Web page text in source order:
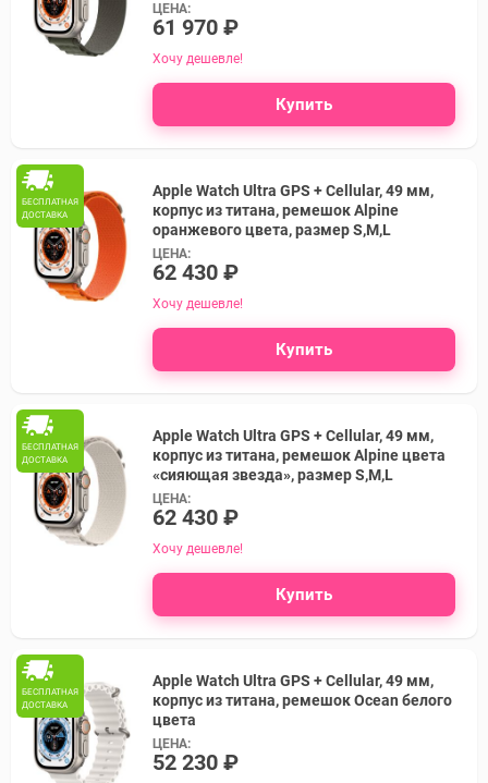
ЦЕНА:
61 970 ₽
Хочу дешевле!
Купить
БЕСПЛАТНАЯ
ДОСТАВКА
Apple Watch Ultra GPS + Cellular, 49 мм,
корпус из титана, ремешок Alpine
оранжевого цвета, размер S,M,L
ЦЕНА:
62 430 ₽
Хочу дешевле!
Купить
БЕСПЛАТНАЯ
ДОСТАВКА
Apple Watch Ultra GPS + Cellular, 49 мм,
корпус из титана, ремешок Alpine цвета
«сияющая звезда», размер S,M,L
ЦЕНА:
62 430 ₽
Хочу дешевле!
Купить
БЕСПЛАТНАЯ
ДОСТАВКА
Apple Watch Ultra GPS + Cellular, 49 мм,
корпус из титана, ремешок Ocean белого
цвета
ЦЕНА:
52 230 ₽